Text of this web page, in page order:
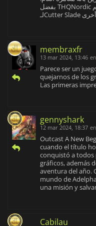
بفضل THQNordic سنعود إلى عالم Adelpha. الأمر متروك
membraxfr
13 mar 2024, 13:46 en
Parece ser un
quejarnos de los
Las primeras
gennyshark
12 mar 2024, 18:37 en
Outcast A New
cuando el título
conquistó a todos
gráficos, además
aventura del año.
mundo de
una misión y
Cabilau